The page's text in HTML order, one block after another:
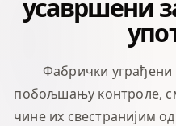
усавршени
Фабрички
побољшању контроле,
чине их свестранијим